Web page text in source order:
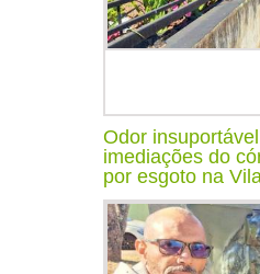
Odor
imediações do
por esgoto na